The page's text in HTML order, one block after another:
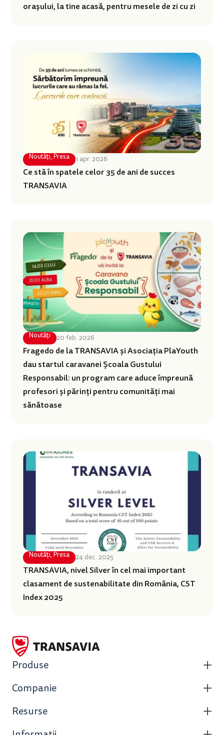
orașului, la tine acasă, pentru mesele de zi cu zi
Noutăți,Presa 1 apr. 2026
Ce stă în spatele celor 35 de ani de succes
TRANSAVIA
Noutăți 20 feb. 2026
Fragedo de la TRANSAVIA și Asociația PlaYouth
dau startul caravanei Școala Gustului
Responsabil: un program care aduce împreună
profesori și părinți pentru comunități mai
sănătoase
Noutăți,Presa 24 dec. 2025
TRANSAVIA, nivel Silver în cel mai important
clasament de sustenabilitate din România, CST
Index 2025
Produse
Companie
Resurse